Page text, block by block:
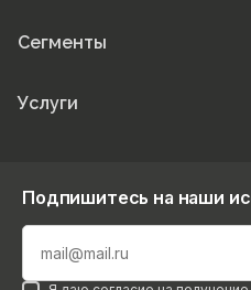
Сегменты
Услуги
Подпишитесь на наши